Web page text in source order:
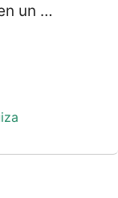
un …